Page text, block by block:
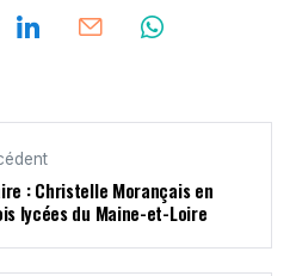
: Christelle Morançais en
lycées du Maine-et-Loire